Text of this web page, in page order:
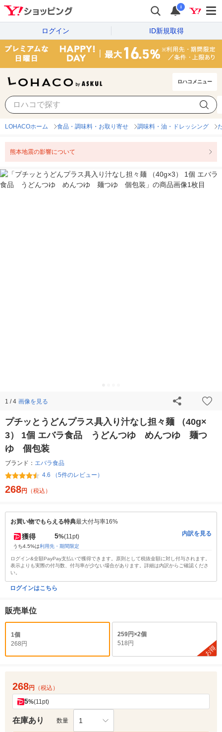
i
ログイン ID新規取得
ロハコメニュー
LOHACOホーム 食品・調味料・お取り寄せ 調味料・油・ドレッシング
熊本地震の影響について
1 / 4 画像を見る
プチッとうどんプラス具入り汁なし担々麺 （40g×
3） 1個 エバラ食品 うどんつゆ めんつゆ 麺つ
ゆ 個包装
ブランド： エバラ食品
4.6 （5件のレビュー）
268円 （税込）
お買い物でもらえる特典最大付与率16%
獲得 5%(11pt)
うち4.5%は利用先・期間限定
内訳を見る
ログイン&全額PayPay支払いで獲得できます。原則として税抜金額に対し付与されます。
表示よりも実際の付与数、付与率が少ない場合があります。詳細は内訳からご確認くださ
い。
ログインはこちら
販売単位
1個
268円
259円×2個
518円
お得
268円 （税込）
5%(11pt)
在庫あり 数量 1